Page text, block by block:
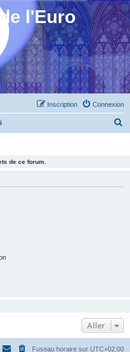
l'Euro
Connexion
Inscription
de ce forum.
Aller
Fuseau horaire sur UTC+02:00